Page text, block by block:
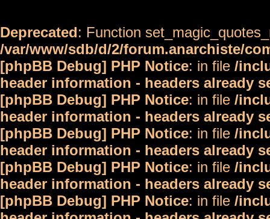
Deprecated: Function
/var/www/sdb/d/2/forum.anarchiste/
[phpBB Debug] PHP Notice: in file /
header information - headers already
[phpBB Debug] PHP Notice: in file /
header information - headers already
[phpBB Debug] PHP Notice: in file /
header information - headers already
[phpBB Debug] PHP Notice: in file /
header information - headers already
[phpBB Debug] PHP Notice: in file /